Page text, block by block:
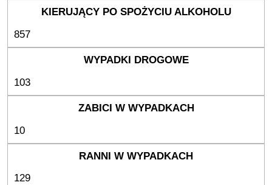
857
103
10
129